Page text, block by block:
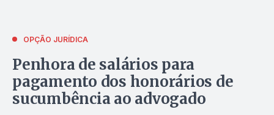
OPÇÃO JURÍDICA
Penhora de salários para
pagamento dos honorários de
sucumbência ao advogado